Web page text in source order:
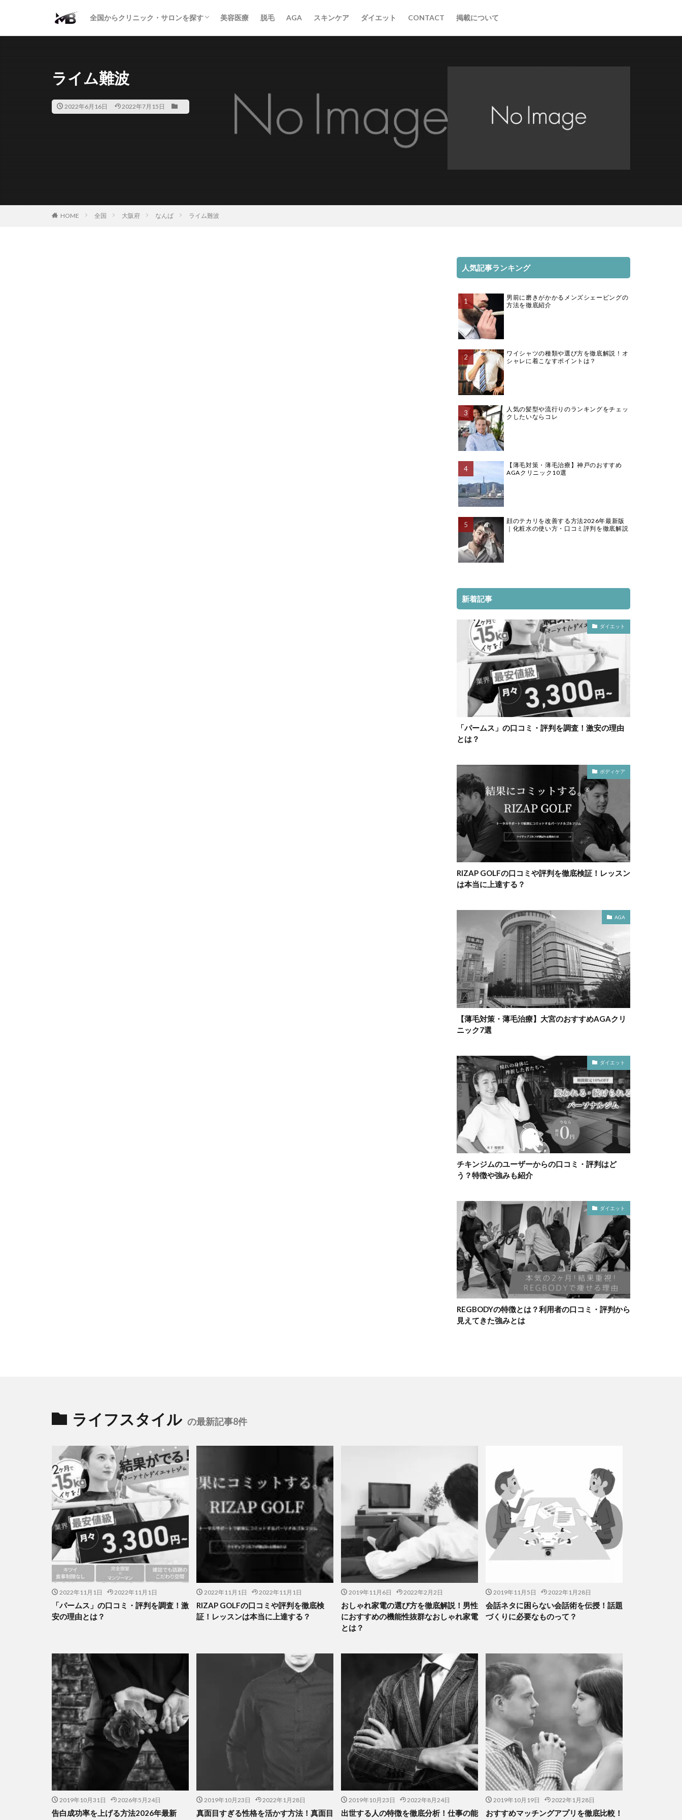
全国からクリニック・サロンを探す
二重・まぶた
鼻の形
小顔・輪郭
痩身・医療ダイエット
肌の悩み・スキンケア
わきが・多汗症
AGA
包茎・ED
医療脱毛
脱毛サロン
パーソナルジム
美容医療 脱毛 AGA スキンケア ダイエット CONTACT 掲載について
ライム難波
2022年6月16日 2022年7月15日
HOME 全国 大阪府 なんば ライム難波
人気記事ランキング
男前に磨きがかかるメンズシェービングの
方法を徹底紹介
ワイシャツの種類や選び方を徹底解説！オ
シャレに着こなすポイントは？
人気の髪型や流行りのランキングをチェッ
クしたいならコレ
【薄毛対策・薄毛治療】神戸のおすすめ
AGAクリニック10選
顔のテカリを改善する方法2026年最新版
｜化粧水の使い方・口コミ評判を徹底解説
新着記事
ダイエット
「パームス」の口コミ・評判を調査！激安の理由
とは？
ボディケア
RIZAP GOLFの口コミや評判を徹底検証！レッスン
は本当に上達する？
AGA
【薄毛対策・薄毛治療】大宮のおすすめAGAクリ
ニック7選
ダイエット
チキンジムのユーザーからの口コミ・評判はど
う？特徴や強みも紹介
ダイエット
REGBODYの特徴とは？利用者の口コミ・評判から
見えてきた強みとは
ライフスタイル の最新記事8件
2022年11月1日 2022年11月1日
「パームス」の口コミ・評判を調査！激
安の理由とは？
2022年11月1日 2022年11月1日
RIZAP GOLFの口コミや評判を徹底検
証！レッスンは本当に上達する？
2019年11月6日 2022年2月2日
おしゃれ家電の選び方を徹底解説！男性
におすすめの機能性抜群なおしゃれ家電
とは？
2019年11月5日 2022年1月28日
会話ネタに困らない会話術を伝授！話題
づくりに必要なものって？
2019年10月31日 2026年5月24日
告白成功率を上げる方法2026年最新
2019年10月23日 2022年1月28日
真面目すぎる性格を活かす方法！真面目
2019年10月23日 2022年8月24日
出世する人の特徴を徹底分析！仕事の能
2019年10月19日 2022年1月28日
おすすめマッチングアプリを徹底比較！